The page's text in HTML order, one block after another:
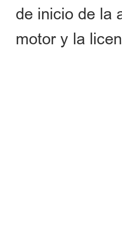
de inicio de la
motor y la